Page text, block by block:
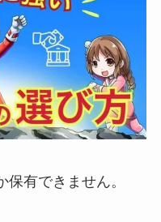
保有できません。